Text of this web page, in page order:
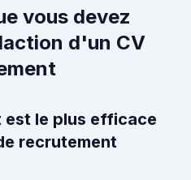
vous devez
d'un CV
est le plus efficace
recrutement